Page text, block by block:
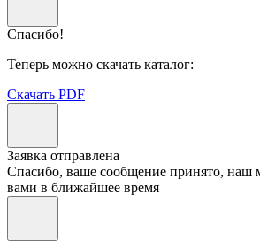
Спасибо!
Теперь можно скачать каталог:
Скачать PDF
Заявка отправлена
Спасибо, ваше сообщение принято, наш
вами в ближайшее время